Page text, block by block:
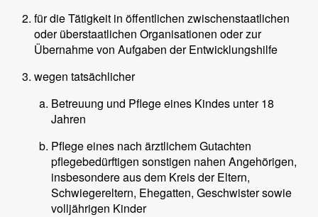
für die Tätigkeit in öffentlichen zwischenstaatlichen
oder überstaatlichen Organisationen oder zur
Übernahme von Aufgaben der Entwicklungshilfe
wegen tatsächlicher
Betreuung und Pflege eines Kindes unter 18
Jahren
Pflege eines nach ärztlichem Gutachten
pflegebedürftigen sonstigen nahen Angehörigen,
insbesondere aus dem Kreis der Eltern,
Schwiegereltern, Ehegatten, Geschwister sowie
volljährigen Kinder